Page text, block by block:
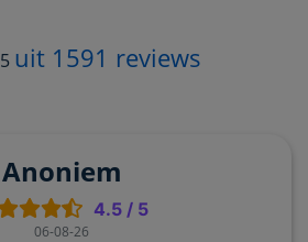
5 uit 1591 reviews
Anoniem
4.5/ 5
06-08-26